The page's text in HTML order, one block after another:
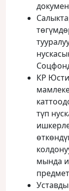
КР
түп
мында